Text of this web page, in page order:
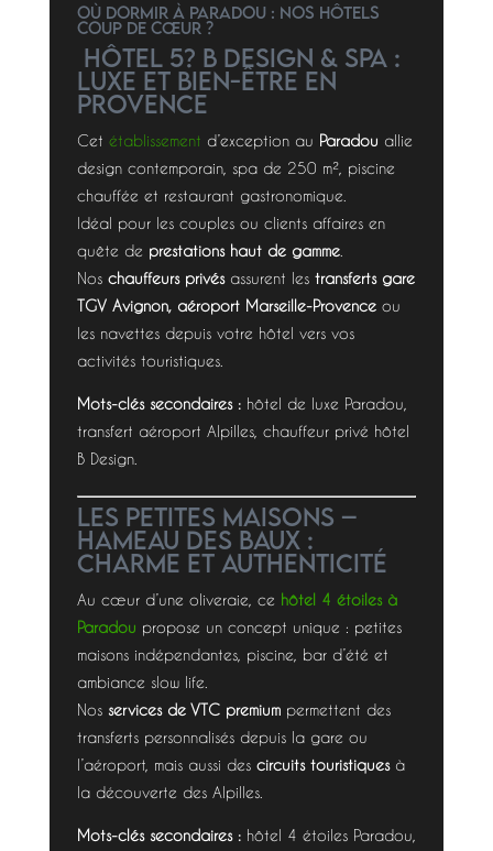
Où dormir à Paradou : nos hôtels
coup de cœur ?
Hôtel 5? B Design & Spa :
luxe et bien-être en
Provence
Cet établissement d’exception au Paradou allie
design contemporain, spa de 250 m², piscine
chauffée et restaurant gastronomique.
Idéal pour les couples ou clients affaires en
quête de prestations haut de gamme.
Nos chauffeurs privésassurent les transferts gare
TGV Avignon, aéroport Marseille-Provenceou
les navettes depuis votre hôtel vers vos
activités touristiques.
Mots-clés secondaires :hôtel de luxe Paradou,
transfert aéroport Alpilles, chauffeur privé hôtel
B Design.
Les Petites Maisons –
Hameau des Baux :
charme et authenticité
Au cœur d’une oliveraie, ce hôtel 4 étoiles à
Paradou propose un concept unique : petites
maisons indépendantes, piscine, bar d’été et
ambiance slow life.
Nos services de VTC premiumpermettent des
transferts personnalisés depuis la gare ou
l’aéroport, mais aussi des circuits touristiquesà
la découverte des Alpilles.
Mots-clés secondaires :hôtel 4 étoiles Paradou,